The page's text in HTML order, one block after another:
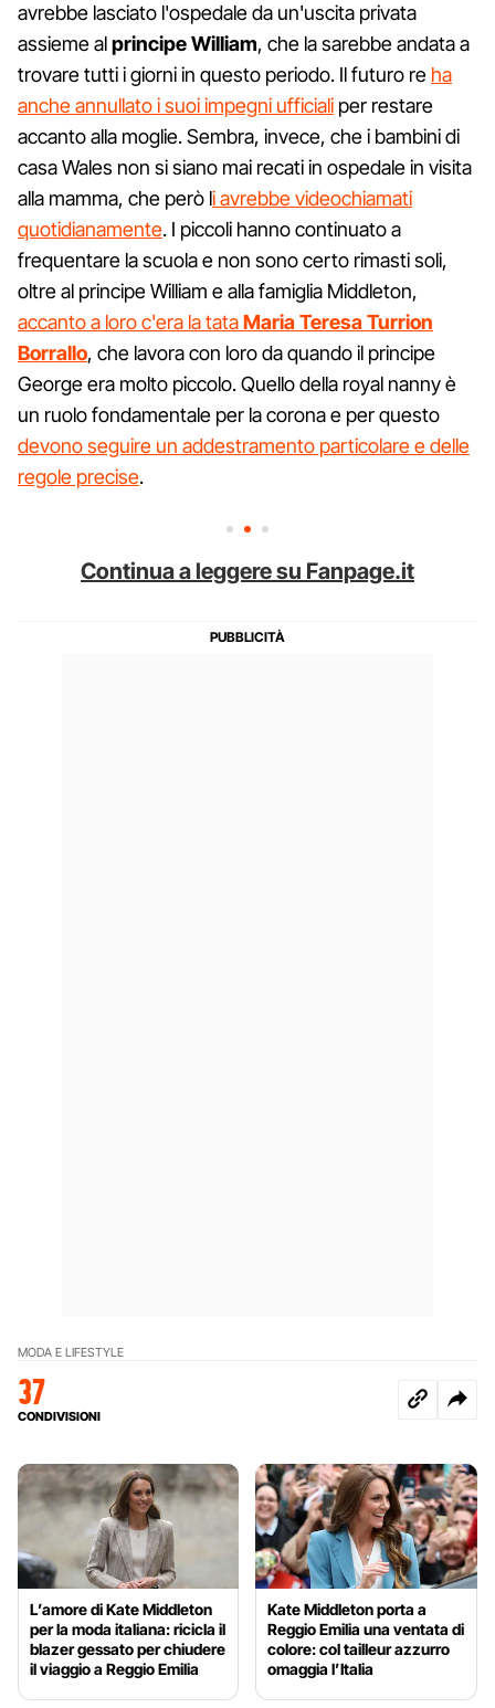
avrebbe lasciato l'ospedale da un'uscita privata
assieme alprincipeWilliam, che la sarebbe andata a
trovare tutti i giorni in questo periodo. Il futuro re ha
anche annullato i suoi impegni ufficiali per restare
accanto alla moglie. Sembra, invece, che i bambini di
casa Wales non si siano mai recati in ospedale in visita
alla mamma, che però li avrebbe videochiamati
quotidianamente. I piccoli hanno continuato a
frequentare la scuola e non sono certo rimasti soli,
oltre al principe William e alla famiglia Middleton,
accanto a loro c'era la tataMaria Teresa Turrion
Borrallo, che lavora con loro da quando il principe
George era molto piccolo. Quello della royal nanny è
un ruolo fondamentale per la corona e per questo
devono seguire un addestramento particolare e delle
regole precise.
Continua a leggere su Fanpage.it
MODA E LIFESTYLE
37
CONDIVISIONI
L’amore di Kate Middleton
per la moda italiana: ricicla il
blazer gessato per chiudere
il viaggio a Reggio Emilia
Kate Middleton porta a
Reggio Emilia una ventata di
colore: col tailleur azzurro
omaggia l’Italia